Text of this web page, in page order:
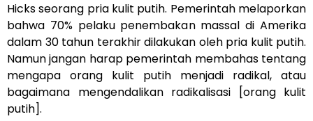
Hicks seorang pria kulit putih. Pemerintah melaporkan
bahwa 70% pelaku penembakan massal di Amerika
dalam 30 tahun terakhir dilakukan oleh pria kulit putih.
Namun jangan harap pemerintah membahas tentang
mengapa orang kulit putih menjadi radikal, atau
bagaimana mengendalikan radikalisasi [orang kulit
putih].